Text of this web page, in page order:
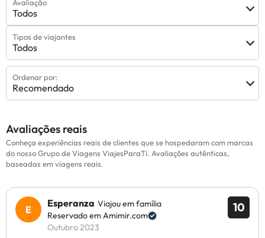
Avaliação
Todos
Tipos de viajantes
Todos
Ordenar por:
Recomendado
Avaliações reais
Conheça experiências reais de clientes que se hospedaram com marcas
do nosso Grupo de Viagens ViajesParaTi. Avaliações autênticas,
baseadas em viagens reais.
10
Esperanza Viajou em família
Reservado em Amimir.com
Outubro 2023